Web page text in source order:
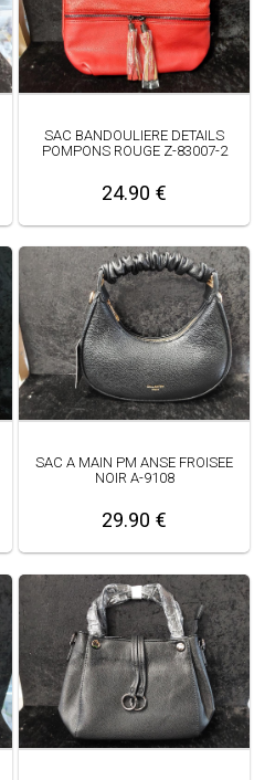
SAC BANDOULIERE DETAILS
POMPONS ROUGE Z-83007-2
24.90 €
SAC A MAIN PM ANSE FROISEE
NOIR A-9108
29.90 €